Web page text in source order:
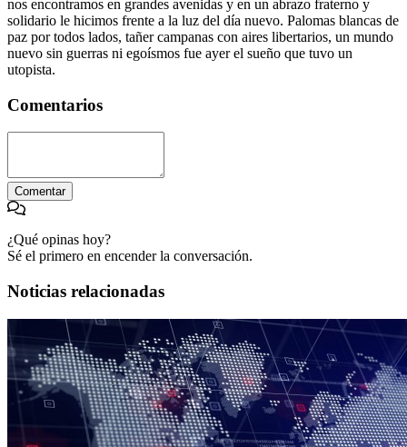
nos encontramos en grandes avenidas y en un abrazo fraterno y
solidario le hicimos frente a la luz del día nuevo. Palomas blancas de
paz por todos lados, tañer campanas con aires libertarios, un mundo
nuevo sin guerras ni egoísmos fue ayer el sueño que tuvo un
utopista.
Comentarios
Comentar
¿Qué opinas hoy?
Sé el primero en encender la conversación.
Noticias relacionadas